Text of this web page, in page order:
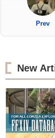
Prev
New